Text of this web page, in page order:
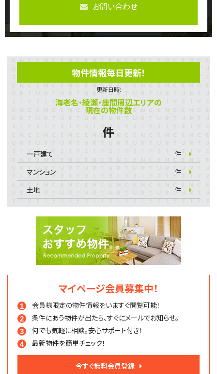
お問い合わせ
物件情報毎日更新！
更新日時:
海老名・綾瀬・座間周辺エリアの
現在の物件数
件
一戸建て
件
マンション
件
土地
件
マイページ会員募集中！
会員様限定の物件情報をいますぐ閲覧可能！
条件にあう物件が出たら、すぐにメールでお知らせ。
何でも気軽に相談。安心サポート付き！
最新物件を簡単チェック！
今すぐ無料会員登録